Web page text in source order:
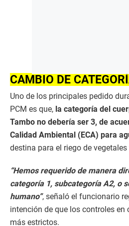
CAMBIO DE
Uno de los principales pedido
PCM es que, la categoría del
Tambo no debería ser 3, de
Calidad Ambiental (ECA) para
destina para el riego de
“Hemos requerido de manera
categoría 1, subcategoría A2, o
humano”, señaló el funcionario
intención de que los controles en
más estrictos.